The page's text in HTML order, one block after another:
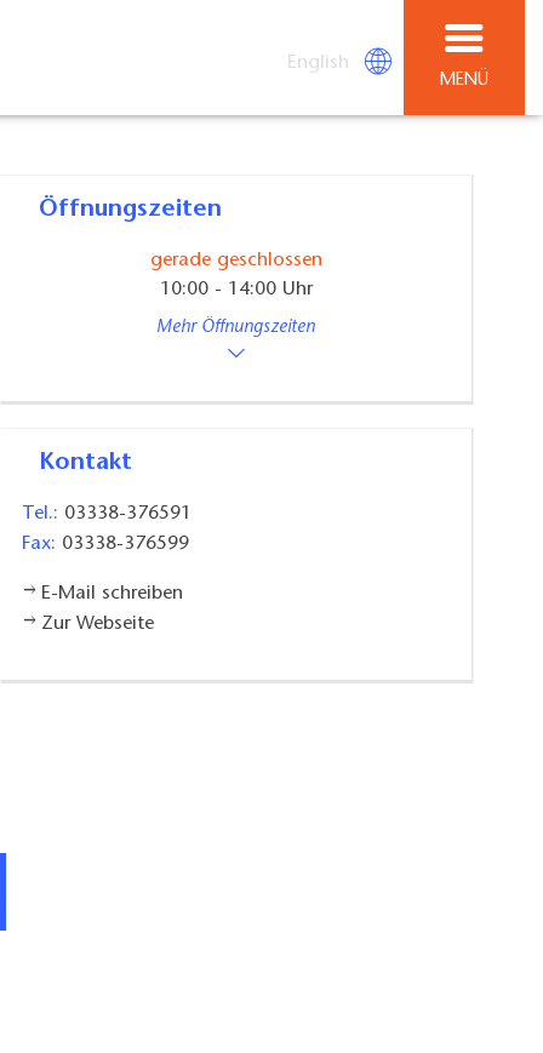
English
MENÜ
Öffnungszeiten
gerade geschlossen
10:00 - 14:00 Uhr
Mehr Öffnungszeiten
Kontakt
Tel.: 03338-376591
Fax: 03338-376599
E-Mail schreiben
Zur Webseite